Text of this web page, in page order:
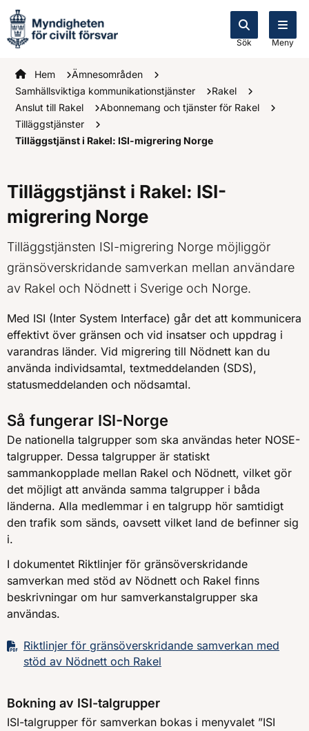
Sök Meny
Startsidan
Hem
Ämnesområden
Samhällsviktiga kommunikationstjänster
Rakel
Anslut till Rakel
Abonnemang och tjänster för Rakel
Tilläggstjänster
Tilläggstjänst i Rakel: ISI-migrering Norge
Tilläggstjänst i Rakel: ISI-
migrering Norge
Tilläggstjänsten ISI-migrering Norge möjliggör
gränsöverskridande samverkan mellan användare
av Rakel och Nödnett i Sverige och Norge.
Med ISI (Inter System Interface) går det att kommunicera
effektivt över gränsen och vid insatser och uppdrag i
varandras länder. Vid migrering till Nödnett kan du
använda individsamtal, textmeddelanden (SDS),
statusmeddelanden och nödsamtal.
Så fungerar ISI-Norge
De nationella talgrupper som ska användas heter NOSE-
talgrupper. Dessa talgrupper är statiskt
sammankopplade mellan Rakel och Nödnett, vilket gör
det möjligt att använda samma talgrupper i båda
länderna. Alla medlemmar i en talgrupp hör samtidigt
den trafik som sänds, oavsett vilket land de befinner sig
i.
I dokumentet Riktlinjer för gränsöverskridande
samverkan med stöd av Nödnett och Rakel finns
beskrivningar om hur samverkanstalgrupper ska
användas.
Riktlinjer för gränsöverskridande samverkan med
stöd av Nödnett och Rakel
Bokning av ISI-talgrupper
ISI-talgrupper för samverkan bokas i menyvalet ”ISI